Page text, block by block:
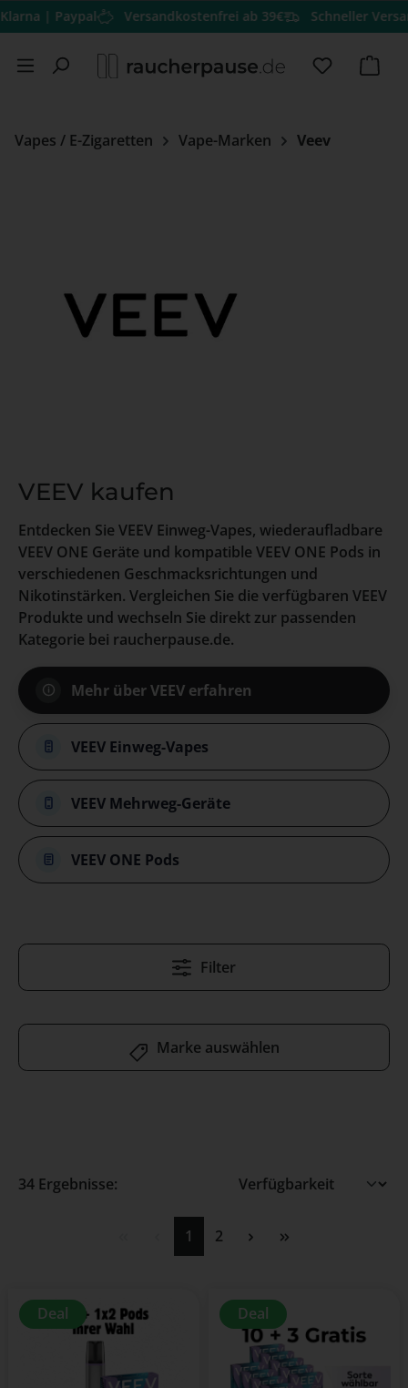
Zum Hauptinhalt springen
Paypal Versandkostenfrei ab 39€ Schneller Versand
Du hast
Vapes / E-Zigaretten Vape-Marken Veev
VEEV kaufen
Entdecken Sie VEEV Einweg-Vapes, wiederaufladbare
VEEV ONE Geräte und kompatible VEEV ONE Pods in
verschiedenen Geschmacksrichtungen und
Nikotinstärken. Vergleichen Sie die verfügbaren VEEV
Produkte und wechseln Sie direkt zur passenden
Kategorie bei raucherpause.de.
Mehr über VEEV erfahren
VEEV Einweg-Vapes
VEEV Mehrweg-Geräte
VEEV ONE Pods
Filter
Marke auswählen
34 Ergebnisse:
Seite
1 Seite
2
Deal Deal